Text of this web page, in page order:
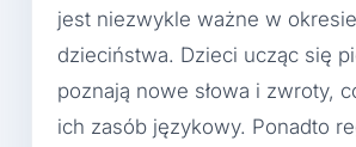
jest niezwykle ważne w okresie
dzieciństwa. Dzieci ucząc się
poznają nowe słowa i zwroty,
ich zasób językowy. Ponadto